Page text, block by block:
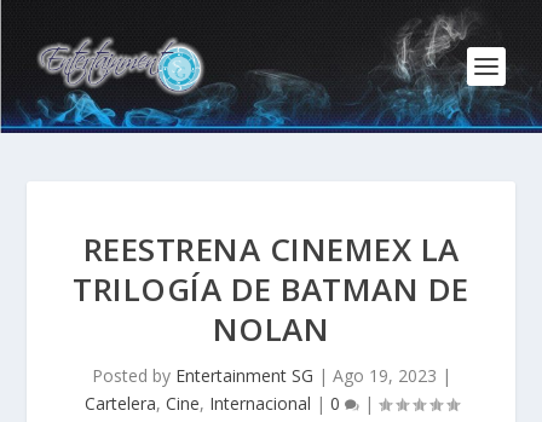
REESTRENA CINEMEX LA
TRILOGÍA DE BATMAN DE
NOLAN
Posted by Entertainment SG | Ago 19, 2023 |
Cartelera, Cine, Internacional | 0 |